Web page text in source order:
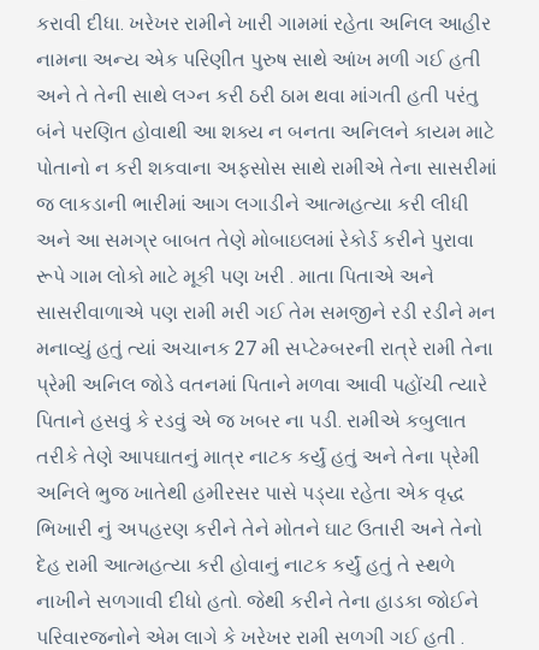
કરાવી દીધા. ખરેખર રામીને ખારી ગામમાં રહેતા અનિલ આહીર
નામના અન્ય એક પરિણીત પુરુષ સાથે આંખ મળી ગઈ હતી
અને તે તેની સાથે લગ્ન કરી ઠરી ઠામ થવા માંગતી હતી પરંતુ
બંને પરણિત હોવાથી આ શક્ય ન બનતા અનિલને કાયમ માટે
પોતાનો ન કરી શકવાના અફસોસ સાથે રામીએ તેના સાસરીમાં
જ લાકડાની ભારીમાં આગ લગાડીને આત્મહત્યા કરી લીધી
અને આ સમગ્ર બાબત તેણે મોબાઇલમાં રેકોર્ડ કરીને પુરાવા
રૂપે ગામ લોકો માટે મૂકી પણ ખરી . માતા પિતાએ અને
સાસરીવાળાએ પણ રામી મરી ગઈ તેમ સમજીને રડી રડીને મન
મનાવ્યું હતું ત્યાં અચાનક 27 મી સપ્ટેમ્બરની રાત્રે રામી તેના
પ્રેમી અનિલ જોડે વતનમાં પિતાને મળવા આવી પહોંચી ત્યારે
પિતાને હસવું કે રડવું એ જ ખબર ના પડી. રામીએ કબુલાત
તરીકે તેણે આપઘાતનું માત્ર નાટક કર્યું હતું અને તેના પ્રેમી
અનિલે ભુજ ખાતેથી હમીરસર પાસે પડ્યા રહેતા એક વૃદ્ધ
ભિખારી નું અપહરણ કરીને તેને મોતને ઘાટ ઉતારી અને તેનો
દેહ રામી આત્મહત્યા કરી હોવાનું નાટક કર્યું હતું તે સ્થળે
નાખીને સળગાવી દીધો હતો. જેથી કરીને તેના હાડકા જોઈને
પરિવારજનોને એમ લાગે કે ખરેખર રામી સળગી ગઈ હતી .